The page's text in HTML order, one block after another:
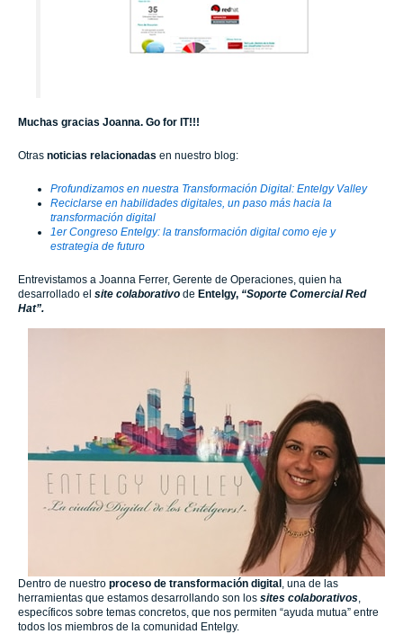
Muchas gracias Joanna. Go for IT!!!
Otras noticias relacionadas en nuestro blog:
Profundizamos en nuestra Transformación Digital: Entelgy Valley
Reciclarse en habilidades digitales, un paso más hacia la
transformación digital
1er Congreso Entelgy: la transformación digital como eje y
estrategia de futuro
Entrevistamos a Joanna Ferrer, Gerente de Operaciones, quien ha
desarrollado el site colaborativo de Entelgy, “Soporte Comercial Red
Hat”.
Dentro de nuestro proceso de transformación digital , una de las
herramientas que estamos desarrollando son los sites colaborativos,
específicos sobre temas concretos, que nos permiten “ayuda mutua” entre
todos los miembros de la comunidad Entelgy.